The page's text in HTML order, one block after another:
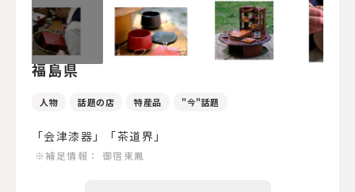
福島県
人物 話題の店 特産品 "今"話題
「会津漆器」「茶道界」
※補足情報： 御宿東鳳